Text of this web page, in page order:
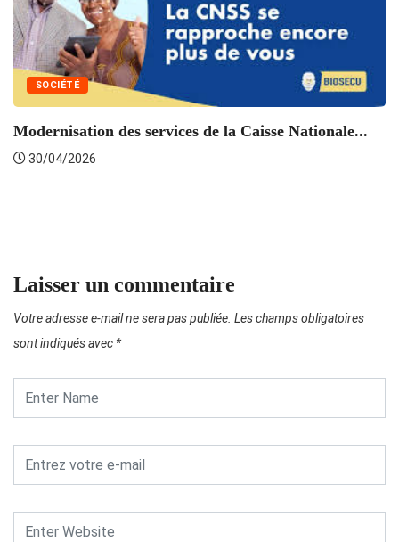
SOCIÉTÉ
Modernisation des services de la Caisse Nationale...
30/04/2026
Laisser un commentaire
Votre adresse e-mail ne sera pas publiée. Les champs obligatoires
sont indiqués avec *